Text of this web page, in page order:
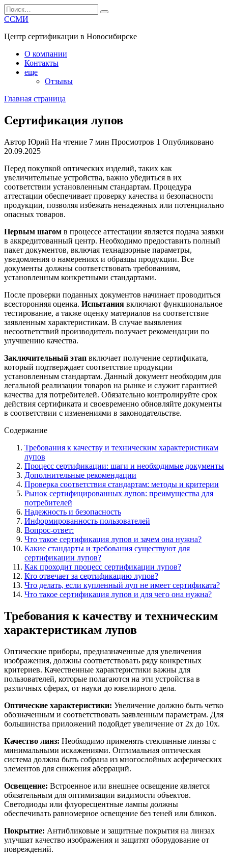
Перейти
к
Search
for:
ССМИ
Центр сертификации в Новосибирске
О компании
Контакты
еще
Отзывы
Главная страница
Сертификация лупов
Автор Юрий На чтение 7 мин Просмотров 1 Опубликовано
20.09.2025
Перед покупкой оптических изделий, таких как
увеличительные устройства, важно убедиться в их
соответствии установленным стандартам. Процедура
аттестации обеспечивает проверку качества и безопасности
продукции, позволяя избежать ненадежных или потенциально
опасных товаров.
Первым шагом в процессе аттестации является подача заявки
в аккредитованный центр. Необходимо предоставить полный
пакет документов, включая технадзорные параметры,
уведомления о намерениях и образцы продукции. Все
документы должны соответствовать требованиям,
установленным конкретными стандартами.
После проверки поданных документов начинает проводиться
всесторонняя оценка. Испытания включают функциональное
тестирование, а также оценку материалов на соответствие
заявленным характеристикам. В случае выявления
несоответствий производитель получает рекомендации по
улучшению качества.
Заключительный этап включает получение сертификата,
который подтверждает соответствие продукции
установленным стандартам. Данный документ необходим для
легальной реализации товаров на рынке и служит гарантией
качества для потребителей. Обязательно контролируйте срок
действия сертификата и своевременно обновляйте документы
в соответствии с изменениями в законодательстве.
Содержание
Требования к качеству и техническим характеристикам
лупов
Процесс сертификации: шаги и необходимые документы
Дополнительные рекомендации
Проверка соответствия стандартам: методы и критерии
Рынок сертифицированных лупов: преимущества для
потребителей
Надежность и безопасность
Информированность пользователей
Вопрос-ответ:
Что такое сертификация лупов и зачем она нужна?
Какие стандарты и требования существуют для
сертификации лупов?
Как проходит процесс сертификации лупов?
Кто отвечает за сертификацию лупов?
Что делать, если купленный луп не имеет сертификата?
Что такое сертификация лупов и для чего она нужна?
Требования к качеству и техническим
характеристикам лупов
Оптические приборы, предназначенные для увеличения
изображения, должны соответствовать ряду конкретных
критериев. Качественные характеристики важны для
пользователей, которые полагаются на эти устройства в
различных сферах, от науки до ювелирного дела.
Оптические характеристики: Увеличение должно быть четко
обозначенным и соответствовать заявленным параметрам. Для
большинства приложений подойдет увеличение от 2x до 10x.
Качество линз: Необходимо применять стеклянные линзы с
минимальными искажениями. Оптимальная оптическая
система должна быть собрана из многослойных асферических
элементов для снижения аберраций.
Освещение: Встроенное или внешнее освещение является
обязательным для оптимизации видимости объектов.
Светодиоды или флуоресцентные лампы должны
обеспечивать равномерное освещение без теней или бликов.
Покрытие: Антибликовые и защитные покрытия на линзах
улучшат качество изображения и защитят оборудование от
повреждений.